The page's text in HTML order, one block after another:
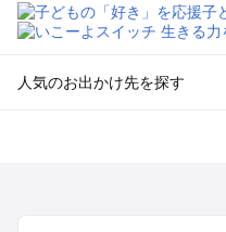
人気のお出かけ先を探す